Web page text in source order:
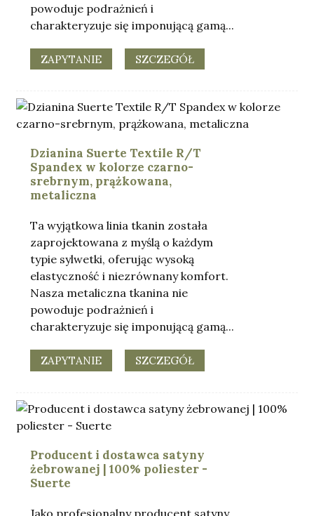
powoduje podrażnień i
charakteryzuje się imponującą gamą...
ZAPYTANIE SZCZEGÓŁ
Dzianina Suerte Textile R/T
Spandex w kolorze czarno-
srebrnym, prążkowana,
metaliczna
Ta wyjątkowa linia tkanin została
zaprojektowana z myślą o każdym
typie sylwetki, oferując wysoką
elastyczność i niezrównany komfort.
Nasza metaliczna tkanina nie
powoduje podrażnień i
charakteryzuje się imponującą gamą...
ZAPYTANIE SZCZEGÓŁ
Producent i dostawca satyny
żebrowanej | 100% poliester -
Suerte
Jako profesjonalny producent satyny